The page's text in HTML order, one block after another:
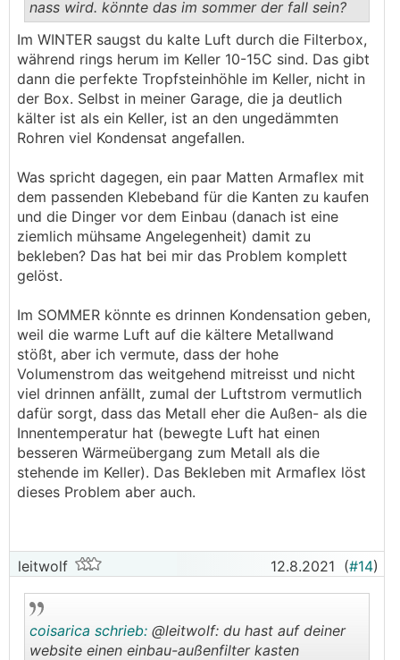
..
nass wird. könnte das im sommer der fall sein?
Im WINTER saugst du kalte Luft durch die Filterbox,
während rings herum im Keller 10-15C sind. Das gibt
dann die perfekte Tropfsteinhöhle im Keller, nicht in
der Box. Selbst in meiner Garage, die ja deutlich
kälter ist als ein Keller, ist an den ungedämmten
Rohren viel Kondensat angefallen.
Was spricht dagegen, ein paar Matten Armaflex mit
dem passenden Klebeband für die Kanten zu kaufen
und die Dinger vor dem Einbau (danach ist eine
ziemlich mühsame Angelegenheit) damit zu
bekleben? Das hat bei mir das Problem komplett
gelöst.
Im SOMMER könnte es drinnen Kondensation geben,
weil die warme Luft auf die kältere Metallwand
stößt, aber ich vermute, dass der hohe
Volumenstrom das weitgehend mitreisst und nicht
viel drinnen anfällt, zumal der Luftstrom vermutlich
dafür sorgt, dass das Metall eher die Außen- als die
Innentemperatur hat (bewegte Luft hat einen
besseren Wärmeübergang zum Metall als die
stehende im Keller). Das Bekleben mit Armaflex löst
dieses Problem aber auch.
leitwolf 12.8.2021 (#14)
coisarica schrieb: @leitwolf: du hast auf deiner
website einen einbau-außenfilter kasten